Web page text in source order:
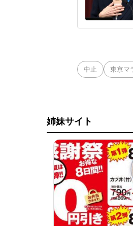
中止 東京マ
姉妹サイト